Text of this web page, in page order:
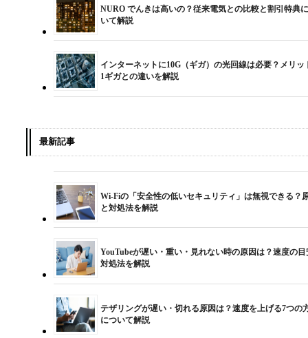
NURO でんきは高いの？従来電気との比較と割引特典
いて解説
インターネットに10G（ギガ）の光回線は必要？メリッ
1ギガとの違いを解説
最新記事
Wi-Fiの「安全性の低いセキュリティ」は無視できる？
と対処法を解説
YouTubeが遅い・重い・見れない時の原因は？速度の目
対処法を解説
テザリングが遅い・切れる原因は？速度を上げる7つの
について解説